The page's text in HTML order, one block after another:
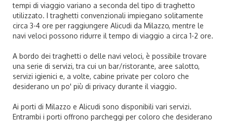
tempi di viaggio variano a seconda del tipo di traghetto
utilizzato. I traghetti convenzionali impiegano solitamente
circa 3-4 ore per raggiungere Alicudi da Milazzo, mentre le
navi veloci possono ridurre il tempo di viaggio a circa 1-2 ore.
A bordo dei traghetti o delle navi veloci, è possibile trovare
una serie di servizi, tra cui un bar/ristorante, aree salotto,
servizi igienici e, a volte, cabine private per coloro che
desiderano un po' più di privacy durante il viaggio.
Ai porti di Milazzo e Alicudi sono disponibili vari servizi.
Entrambi i porti offrono parcheggi per coloro che desiderano